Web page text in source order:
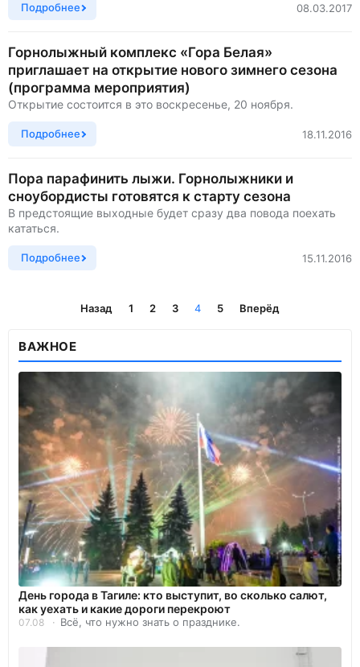
Подробнее 08.03.2017
Горнолыжный комплекс «Гора Белая»
приглашает на открытие нового зимнего сезона
(программа мероприятия)
Открытие состоится в это воскресенье, 20 ноября.
Подробнее 18.11.2016
Пора парафинить лыжи. Горнолыжники и
сноубордисты готовятся к старту сезона
В предстоящие выходные будет сразу два повода поехать
кататься.
Подробнее 15.11.2016
Назад 1 2 3 4 5 Вперёд
ВАЖНОЕ
День города в Тагиле: кто выступит, во сколько салют,
как уехать и какие дороги перекроют
07.08 Всё, что нужно знать о празднике.